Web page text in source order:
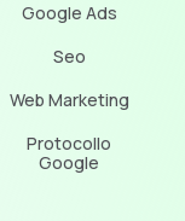
Google Ads
Seo
Web Marketing
Protocollo
Google